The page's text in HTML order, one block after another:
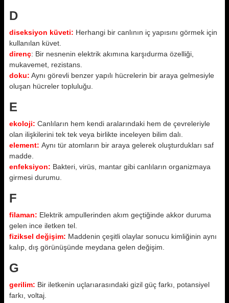
D
diseksiyon küveti: Herhangi bir canlının iç yapısını görmek için
kullanılan küvet.
direnç: Bir nesnenin elektrik akımına karşıdurma özelliği,
mukavemet, rezistans.
doku: Aynı görevli benzer yapılı hücrelerin bir araya gelmesiyle
oluşan hücreler topluluğu.
E
ekoloji: Canlıların hem kendi aralarındaki hem de çevreleriyle
olan ilişkilerini tek tek veya birlikte inceleyen bilim dalı.
element: Aynı tür atomların bir araya gelerek oluşturdukları saf
madde.
enfeksiyon: Bakteri, virüs, mantar gibi canlıların organizmaya
girmesi durumu.
F
filaman: Elektrik ampullerinden akım geçtiğinde akkor duruma
gelen ince iletken tel.
fiziksel değişim: Maddenin çeşitli olaylar sonucu kimliğinin aynı
kalıp, dış görünüşünde meydana gelen değişim.
G
gerilim: Bir iletkenin uçlarıarasındaki gizil güç farkı, potansiyel
farkı, voltaj.